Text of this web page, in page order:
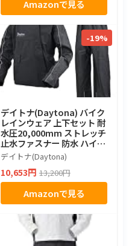
Amazonで見る
-19%
デイトナ(Daytona) バイク
レインウェア 上下セット 耐
水圧20,000mm ストレッチ
止水ファスナー 防水 ハイパ
フォーマンスレインウェア
DR-001 ブラック Lサイズ 4
8214
デイトナ(Daytona)
10,653円 13,200円
Amazonで見る